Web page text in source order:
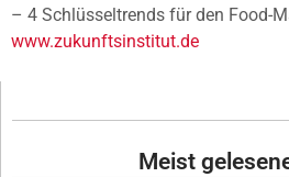
– 4 Schlüsseltrends für den Food-
www.zukunftsinstitut.de
Meist